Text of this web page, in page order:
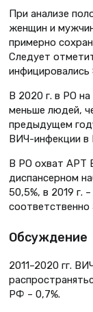
При анализе
женщин и
примерно
Следует
В 2020 г. в РО
меньше людей,
предыдущем
ВИЧ-инфекции в
В РО охват АРТ
диспансерном
50,5%, в 2019 г.
соответственно
Обсуждение
2011–2020 гг.
РФ – 0,7%.